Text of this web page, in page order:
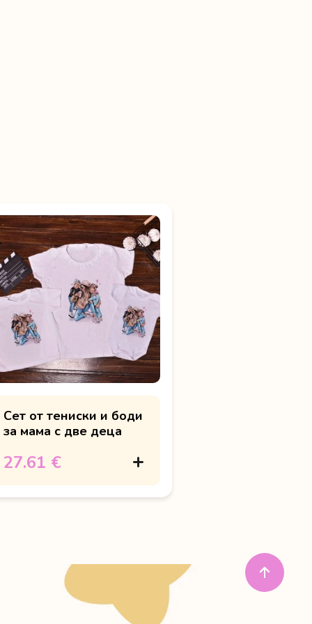
Сет от тениски и боди
за мама с две деца
27.61 €